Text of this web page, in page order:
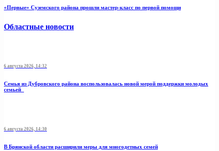
«Первые» Суземского района прошли мастер-класс по первой помощи
Областные новости
6 августа 2026, 14:32
Семья из Дубровского района воспользовалась новой мерой поддержки молодых
семьей
6 августа 2026, 14:30
В Брянской области расширили меры для многодетных семей